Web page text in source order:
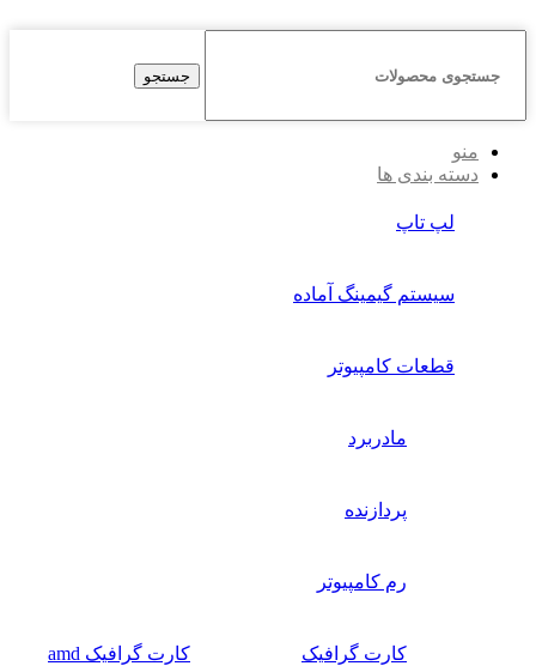
جستجو
منو
دسته بندی ها
لپ تاپ
سیستم گیمینگ آماده
قطعات کامپیوتر
مادربرد
پردازنده
رم کامپیوتر
کارت گرافیک کارت گرافیک amd